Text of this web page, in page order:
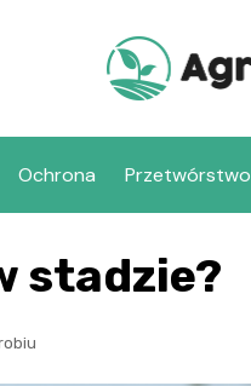
Ochrona Przetwórstwo
stadzie?